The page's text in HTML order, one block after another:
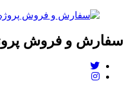
سفارش و فروش